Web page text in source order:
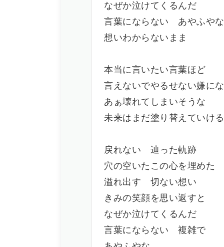
なぜか泣けてくるんだ
言葉にならない あやふやな
想いわからないまま
本当に言いたい言葉ほど
言えないでやるせない嫌に
あぁ壊れてしまいそうな
未来はまだ塗り替えていける
戻れない 辿った軌跡
穴の空いたこの心を埋めた
溢れ出す 切ない想い
きみの笑顔を思い返すと
なぜか泣けてくるんだ
言葉にならない 複雑で